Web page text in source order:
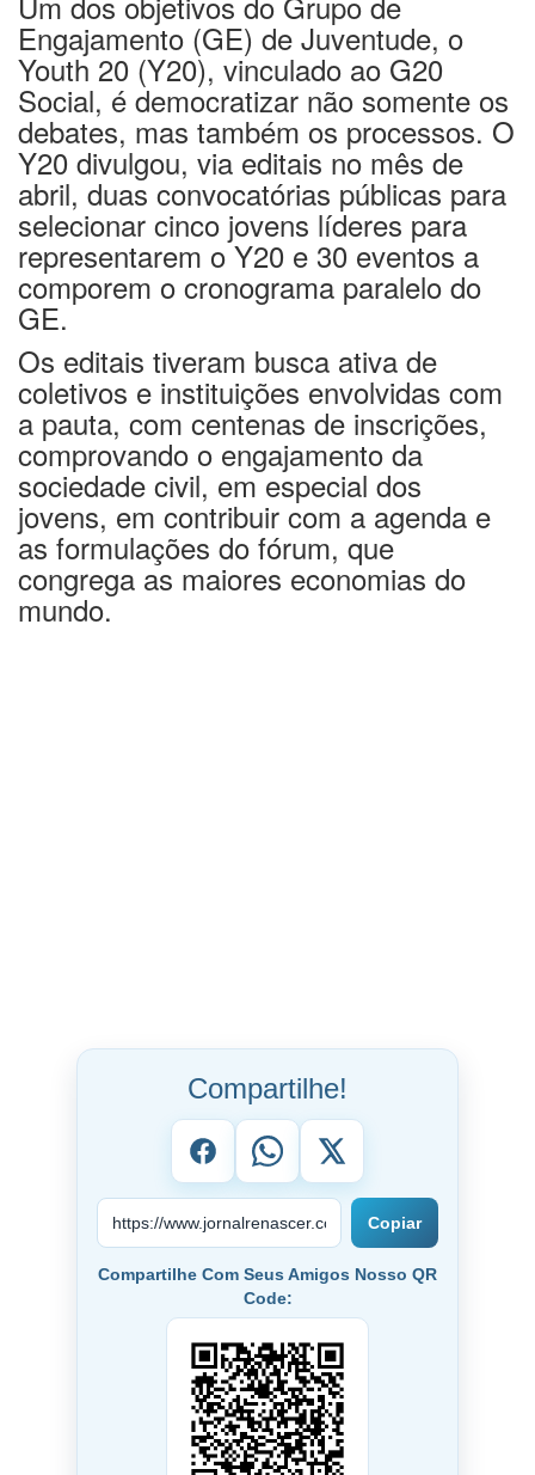
Engajamento (GE) de Juventude, o
Youth 20 (Y20), vinculado ao G20
Social, é democratizar não somente os
debates, mas também os processos. O
Y20 divulgou, via editais no mês de
abril, duas convocatórias públicas para
selecionar cinco jovens líderes para
representarem o Y20 e 30 eventos a
comporem o cronograma paralelo do
GE.
Os editais tiveram busca ativa de
coletivos e instituições envolvidas com
a pauta, com centenas de inscrições,
comprovando o engajamento da
sociedade civil, em especial dos
jovens, em contribuir com a agenda e
as formulações do fórum, que
congrega as maiores economias do
mundo.
Compartilhe!
Copiar
Compartilhe Com Seus Amigos Nosso QR
Code: